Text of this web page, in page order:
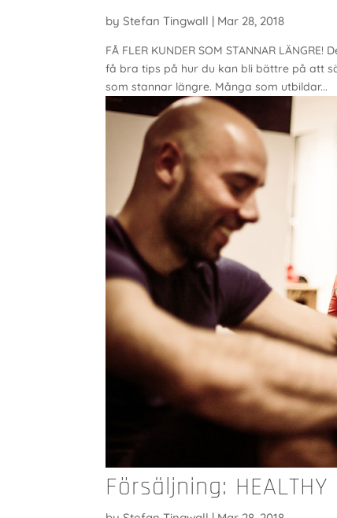
byStefan Tingwall | Mar 28, 2018
FÅ FLER KUNDER SOM STANNAR
få bra tips på hur du kan bli bättre på att
som stannar längre. Många som utbildar...
Försäljning: HEALTHY